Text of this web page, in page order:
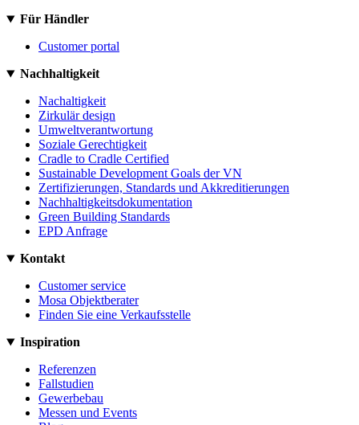
Für Händler
Customer portal
Nachhaltigkeit
Nachaltigkeit
Zirkulär design
Umweltverantwortung
Soziale Gerechtigkeit
Cradle to Cradle Certified
Sustainable Development Goals der VN
Zertifizierungen, Standards und Akkreditierungen
Nachhaltigkeitsdokumentation
Green Building Standards
EPD Anfrage
Kontakt
Customer service
Mosa Objektberater
Finden Sie eine Verkaufsstelle
Inspiration
Referenzen
Fallstudien
Gewerbebau
Messen und Events